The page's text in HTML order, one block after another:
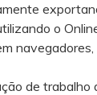
o
navegadores,
de trabalho